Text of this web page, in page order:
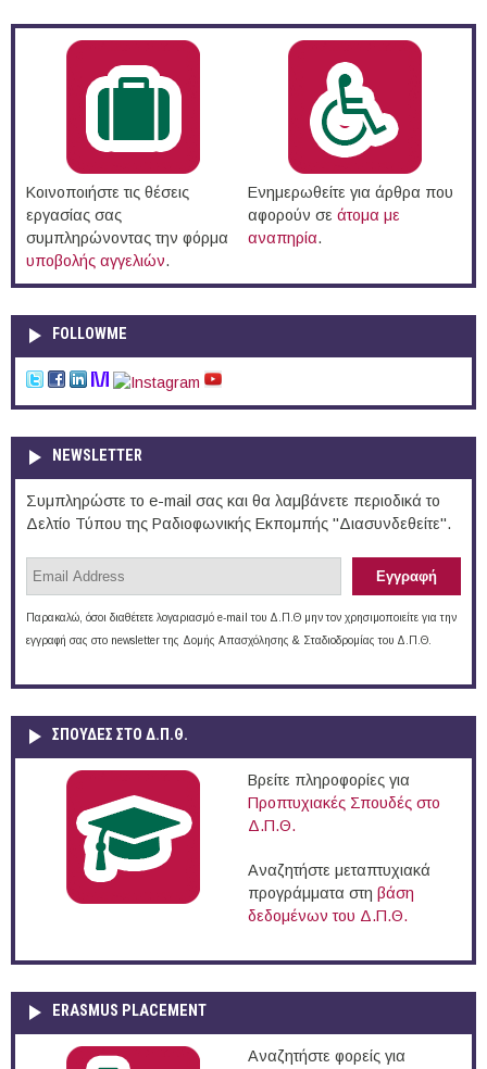
Κοινοποιήστε τις θέσεις
εργασίας σας
συμπληρώνοντας την φόρμα
υποβολής αγγελιών.
Ενημερωθείτε για άρθρα που
αφορούν σε άτομα με
αναπηρία.
FOLLOWME
NEWSLETTER
Συμπληρώστε το e-mail σας και θα λαμβάνετε περιοδικά το
Δελτίο Τύπου της Ραδιοφωνικής Εκπομπής "Διασυνδεθείτε".
Παρακαλώ, όσοι διαθέτετε λογαριασμό e-mail του Δ.Π.Θ μην τον χρησιμοποιείτε για την
εγγραφή σας στο newsletter της Δομής Απασχόλησης & Σταδιοδρομίας του Δ.Π.Θ.
ΣΠΟΥΔΈΣ ΣΤΟ Δ.Π.Θ.
Βρείτε πληροφορίες για
Προπτυχιακές Σπουδές στο
Δ.Π.Θ.
Αναζητήστε μεταπτυχιακά
προγράμματα στη βάση
δεδομένων του Δ.Π.Θ.
ERASMUS PLACEMENT
Αναζητήστε φορείς για